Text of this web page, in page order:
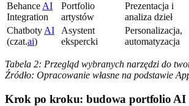
Behance AI
Integration
Portfolio
artystów
Prezentacja i
analiza dzieł
Chatboty AI
(czat.ai)
Asystent
ekspercki
Personalizacja,
automatyzacja
Tabela 2: Przegląd wybranych narzędzi do
Źródło: Opracowanie własne na podstawie
Krok po kroku: budowa portfolio AI